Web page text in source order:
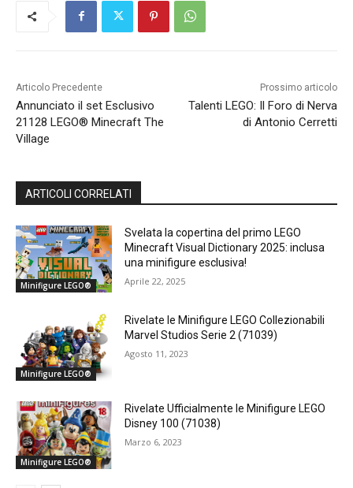
Articolo Precedente
Annunciato il set Esclusivo
21128 LEGO® Minecraft The
Village
Prossimo articolo
Talenti LEGO: Il Foro di Nerva
di Antonio Cerretti
ARTICOLI CORRELATI
Minifigure LEGO®
Svelata la copertina del primo LEGO
Minecraft Visual Dictionary 2025: inclusa
una minifigure esclusiva!
Aprile 22, 2025
Minifigure LEGO®
Rivelate le Minifigure LEGO Collezionabili
Marvel Studios Serie 2 (71039)
Agosto 11, 2023
Minifigure LEGO®
Rivelate Ufficialmente le Minifigure LEGO
Disney 100 (71038)
Marzo 6, 2023